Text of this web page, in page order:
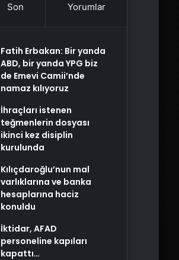
Son Yorumlar
Fatih Erbakan: Bir yanda
ABD, bir yanda YPG biz
de Emevi Camii’nde
namaz kılıyoruz
İhraçları istenen
teğmenlerin dosyası
ikinci kez disiplin
kurulunda
Kılıçdaroğlu’nun mal
varlıklarına ve banka
hesaplarına haciz
konuldu
İktidar, AFAD
personeline kapıları
kapattı…